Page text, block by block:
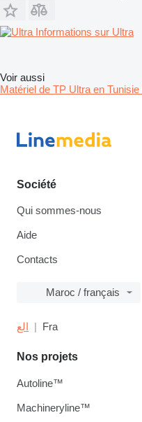
Informations sur Ultra
Voir aussi
Matériel de TP Ultra en Tunisie
Société
Qui sommes-nous
Aide
Contacts
Maroc / français
الع Fra
Nos projets
Autoline™
Machineryline™